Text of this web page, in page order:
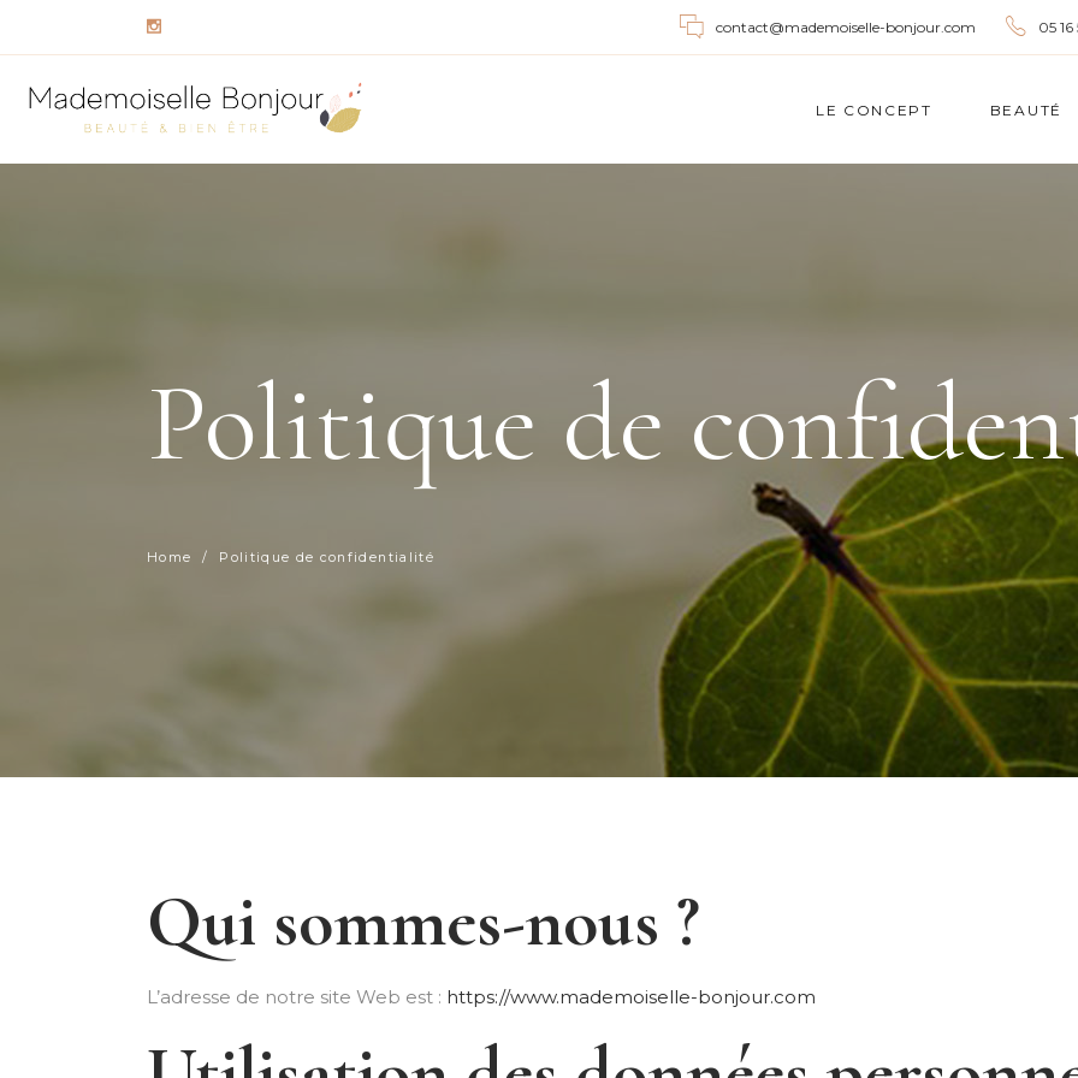
contact@mademoiselle-bonjour.com 05
LE CONCEPT BEAUTÉ
Politique de
Home / Politique de confidentialité
Qui sommes-nous ?
L’adresse de notre site Web est : https://www.mademoiselle-bonjour.com